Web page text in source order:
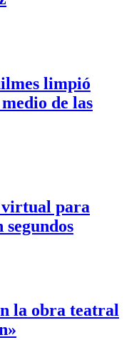
limpió
de las
virtual para
la obra teatral